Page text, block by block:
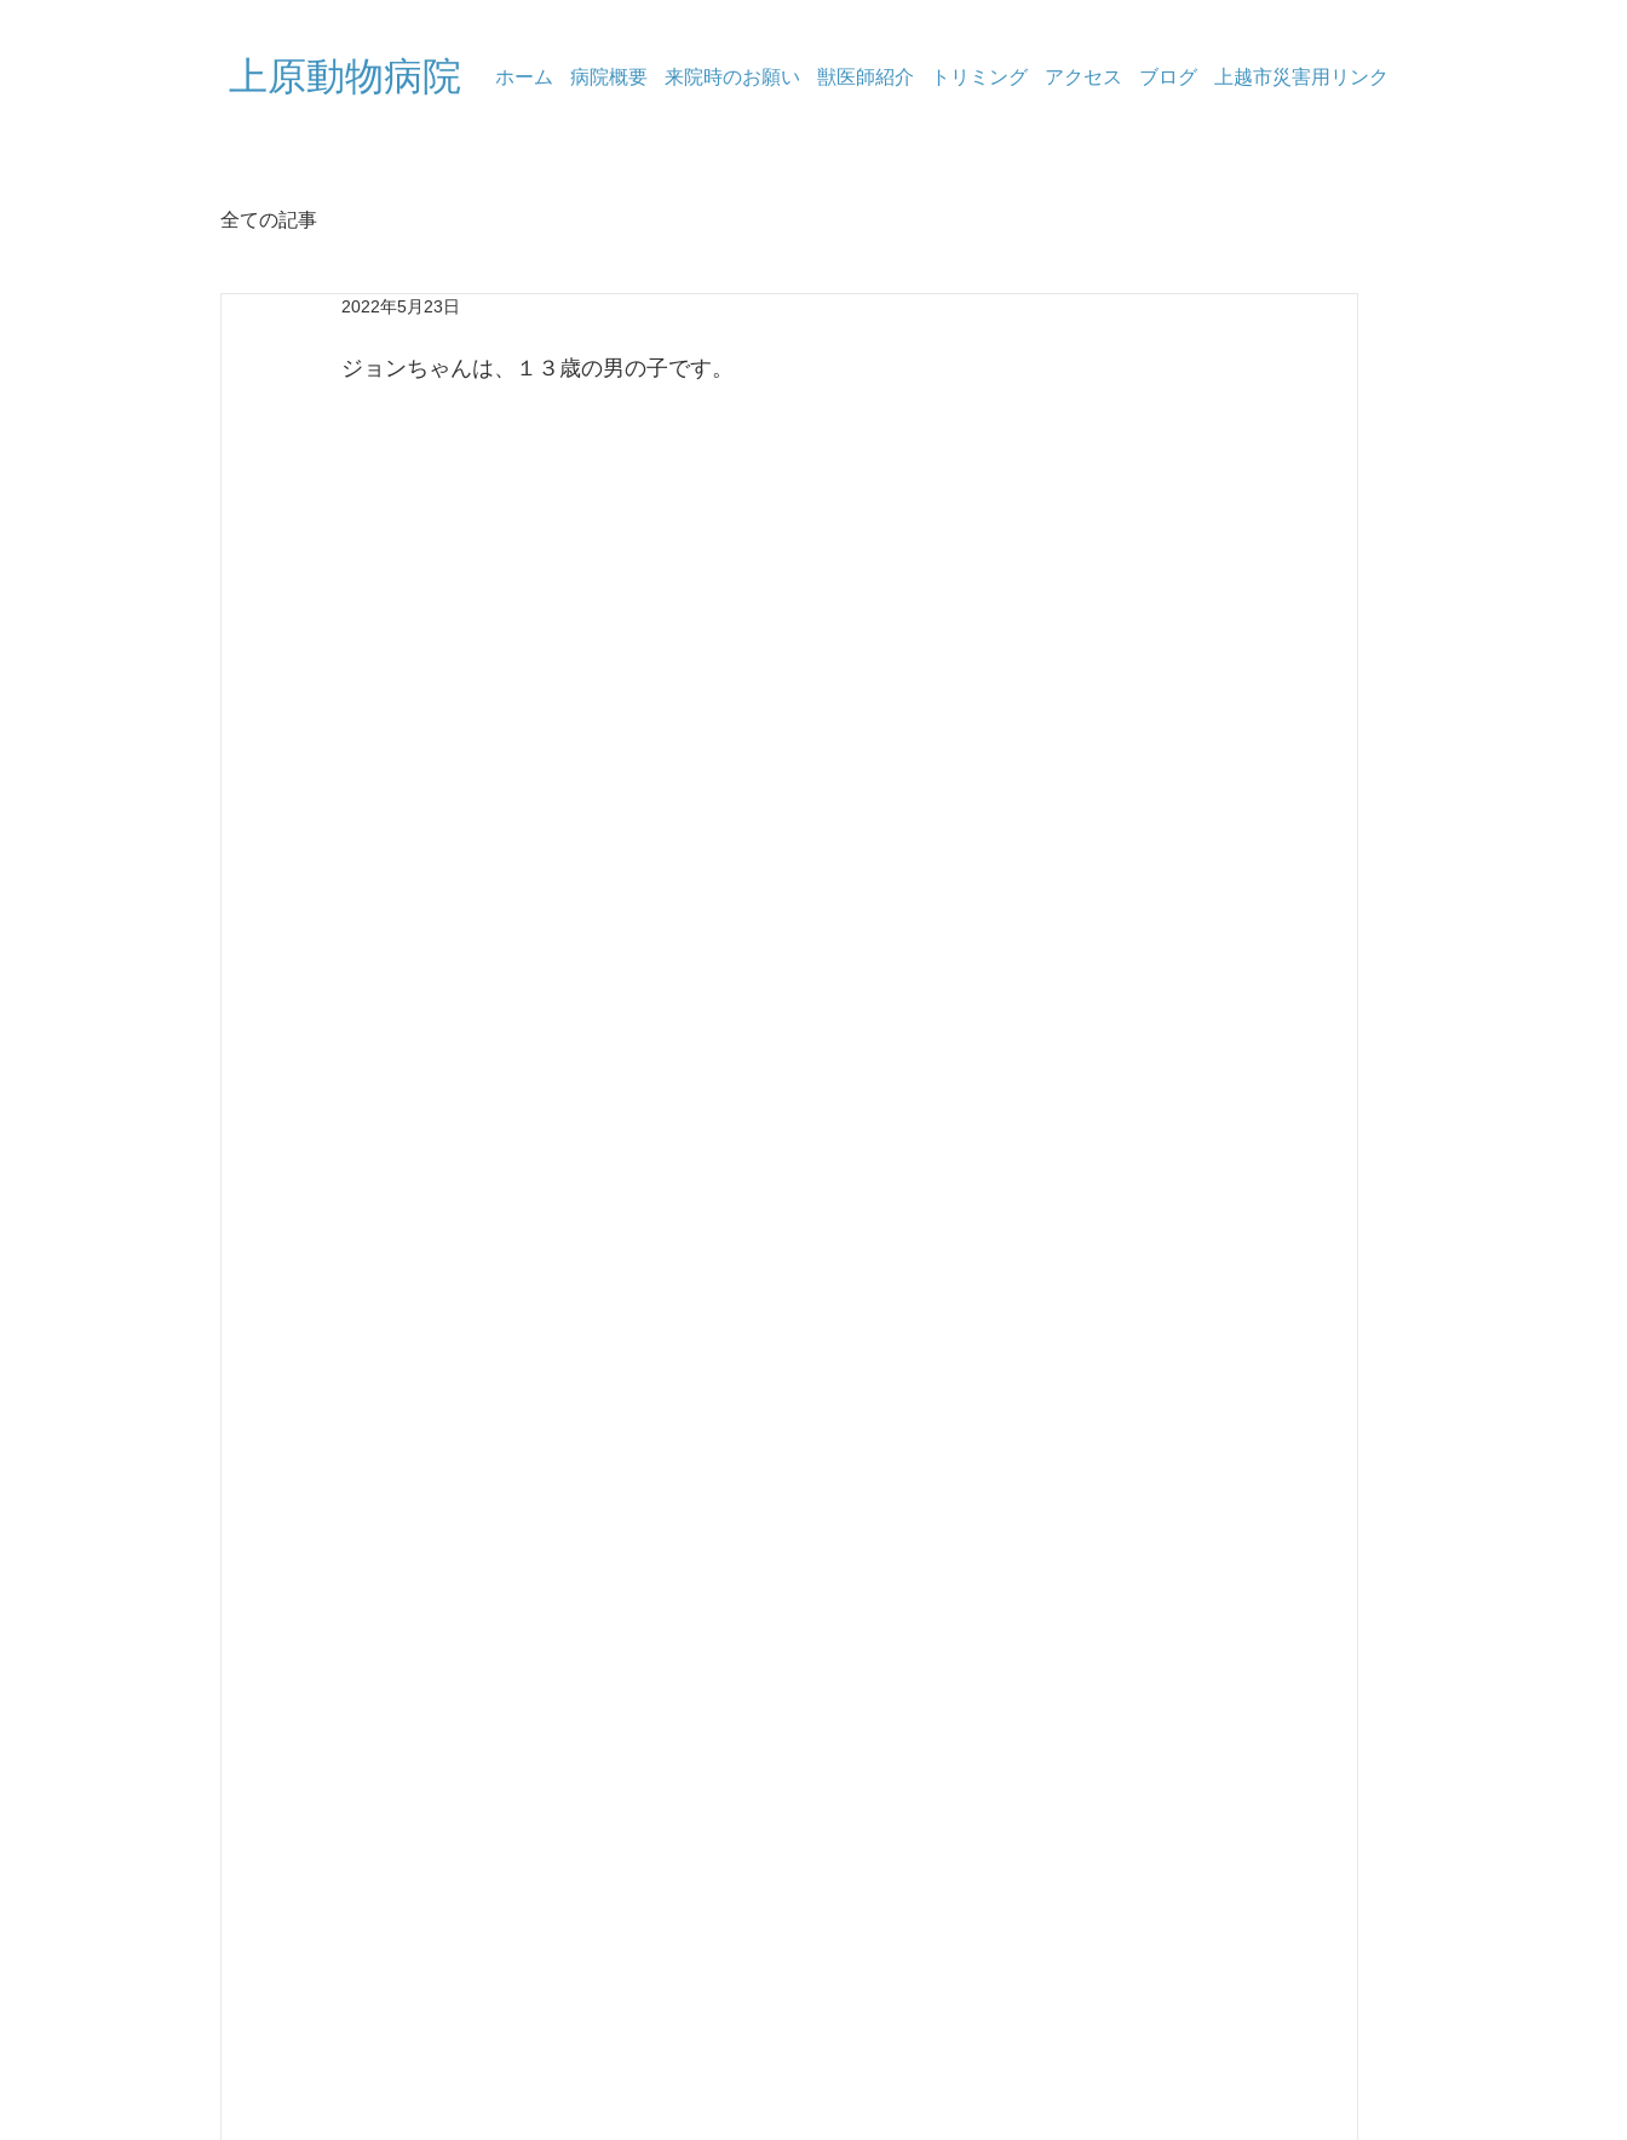
​上原動物病院 ホーム 病院概要 来院時のお願い 獣医師紹介 トリミング アクセス ブログ 上越市災害用リンク
全ての記事
2022年5月23日
ジョンちゃんは、１３歳の男の子です。